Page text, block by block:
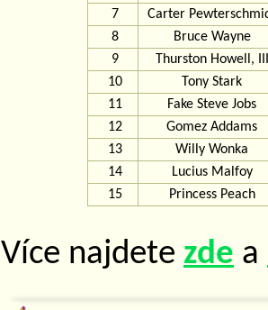
7
Carter
8
Bruce Wayne
9
Thurston Howell, III
10
Tony Stark
11
Fake Steve Jobs
12
Gomez Addams
13
Willy Wonka
14
Lucius Malfoy
15
Princess Peach
Více najdete zde a